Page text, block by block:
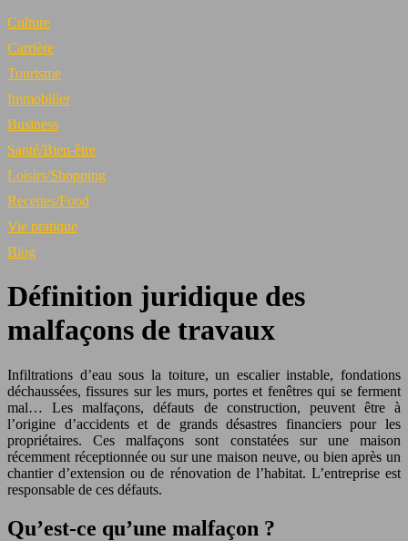
Culture
Carrière
Tourisme
Immobilier
Business
Santé/Bien-être
Loisirs/Shopping
Recettes/Food
Vie pratique
Blog
Définition juridique des
malfaçons de travaux
Infiltrations d’eau sous la toiture, un escalier instable, fondations
déchaussées, fissures sur les murs, portes et fenêtres qui se ferment
mal… Les malfaçons, défauts de construction, peuvent être à
l’origine d’accidents et de grands désastres financiers pour les
propriétaires. Ces malfaçons sont constatées sur une maison
récemment réceptionnée ou sur une maison neuve, ou bien après un
chantier d’extension ou de rénovation de l’habitat. L’entreprise est
responsable de ces défauts.
Qu’est-ce qu’une malfaçon ?